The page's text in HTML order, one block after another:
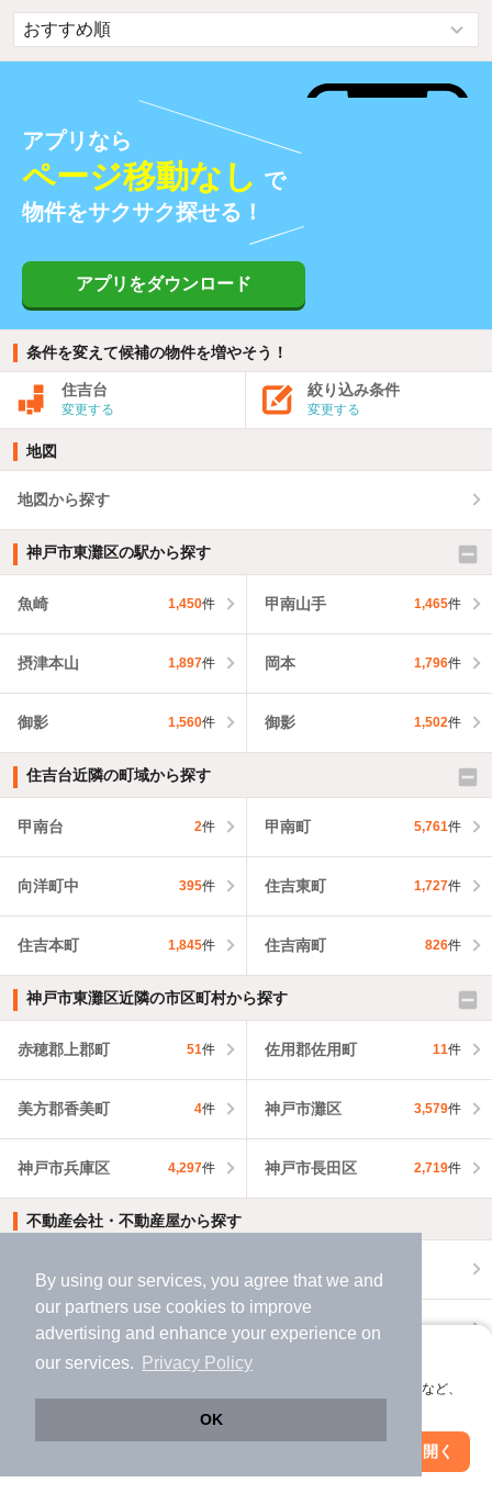
By using our services, you agree that we and
our partners use cookies to improve
advertising and enhance your experience on
our services.
Privacy Policy
OK
アプリに切り替えて、サクサクお部屋探し
会員登録なしですぐ使える。マップ検索やお気に入り保存など、
アプリを開く
アプリなら
ページ移動なし で
物件をサクサク探せる！
アプリをダウンロード
条件を変えて候補の物件を増やそう！
住吉台
変更する
絞り込み条件
変更する
地図
地図から探す
神戸市東灘区の駅から探す
魚崎 1,450件 甲南山手 1,465件
摂津本山 1,897件 岡本 1,796件
御影 1,560件 御影 1,502件
住吉台近隣の町域から探す
甲南台 2件 甲南町 5,761件
向洋町中 395件 住吉東町 1,727件
住吉本町 1,845件 住吉南町 826件
神戸市東灘区近隣の市区町村から探す
赤穂郡上郡町 51件 佐用郡佐用町 11件
美方郡香美町 4件 神戸市灘区 3,579件
神戸市兵庫区 4,297件 神戸市長田区 2,719件
不動産会社・不動産屋から探す
兵庫県の不動産会社・不動産屋から探す
神戸市東灘区で外壁塗装の業者を探す
絞り込み条件を変更